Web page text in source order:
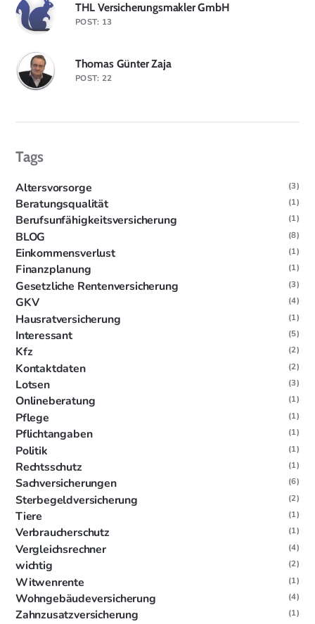
THL Versicherungsmakler GmbH
POST: 13
Thomas Günter Zaja
POST: 22
Tags
Altersvorsorge (3)
Beratungsqualität (1)
Berufsunfähigkeitsversicherung (1)
BLOG (8)
Einkommensverlust (1)
Finanzplanung (1)
Gesetzliche Rentenversicherung (3)
GKV (4)
Hausratversicherung (1)
Interessant (5)
Kfz (2)
Kontaktdaten (2)
Lotsen (3)
Onlineberatung (1)
Pflege (1)
Pflichtangaben (1)
Politik (1)
Rechtsschutz (1)
Sachversicherungen (6)
Sterbegeldversicherung (2)
Tiere (1)
Verbraucherschutz (1)
Vergleichsrechner (4)
wichtig (2)
Witwenrente (1)
Wohngebäudeversicherung (4)
Zahnzusatzversicherung (1)